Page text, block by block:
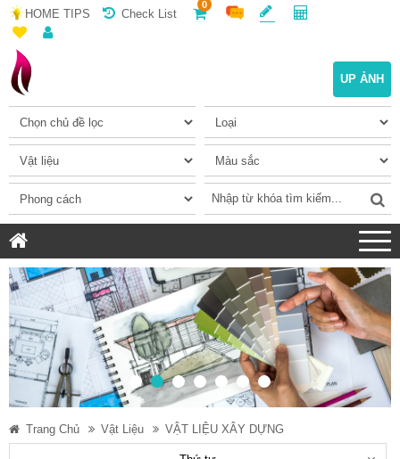
HOME TIPS Check List
0
UP ẢNH
Trang Chủ Vật Liệu VẬT LIỆU XÂY DỰNG